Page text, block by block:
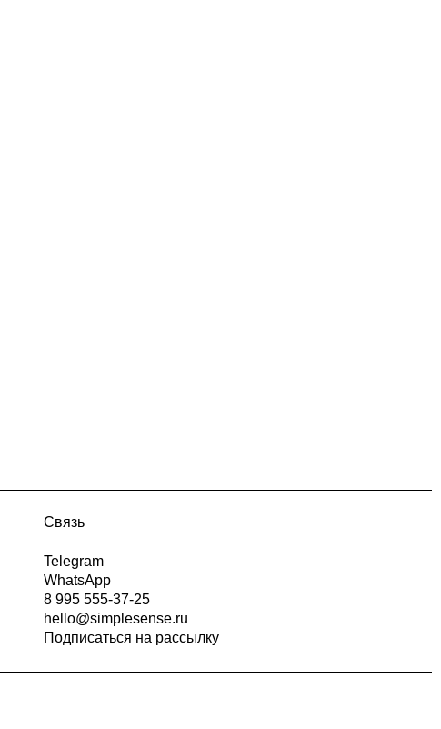
Связь
Telegram
WhatsApp
8 995 555-37-25
Подписаться на рассылку
hello@simplesense.ru